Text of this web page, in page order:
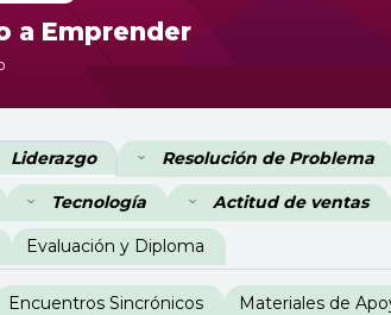
a Emprender
de sección
Liderazgo Resolución de Problema
Tecnología Actitud de ventas
Evaluación y Diploma
Encuentros Sincrónicos Materiales de